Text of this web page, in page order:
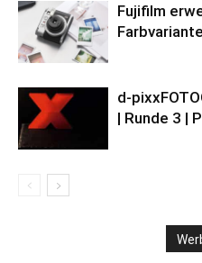
Fujifilm
d-
| Runde 3 |